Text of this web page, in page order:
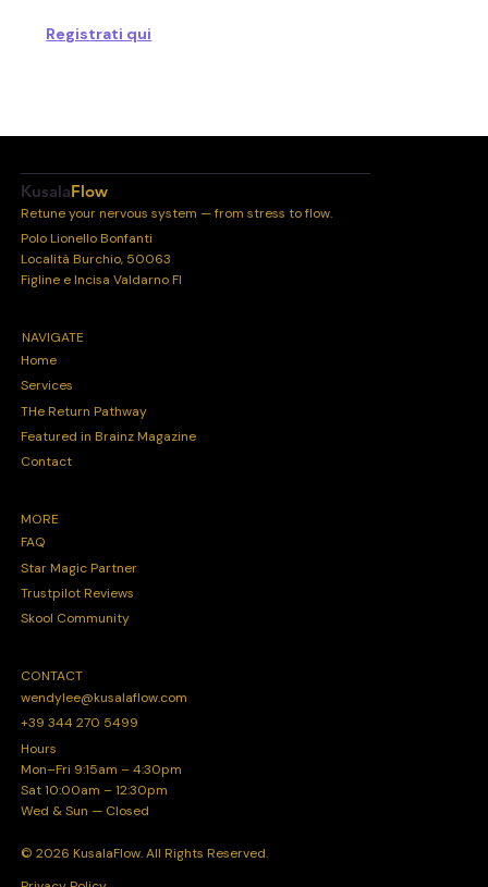
Registrati qui
KusalaFlow
Retune your nervous system — from stress to flow.
Polo Lionello Bonfanti
Località Burchio, 50063
Figline e Incisa Valdarno FI
NAVIGATE
Home
Services
THe Return Pathway
Featured in Brainz Magazine
Contact
MORE
FAQ
Star Magic Partner
Trustpilot Reviews
Skool Community
CONTACT
wendylee@kusalaflow.com
+39 344 270 5499
Hours
Mon–Fri 9:15am – 4:30pm
Sat 10:00am – 12:30pm
Wed & Sun — Closed
© 2026 KusalaFlow. All Rights Reserved.